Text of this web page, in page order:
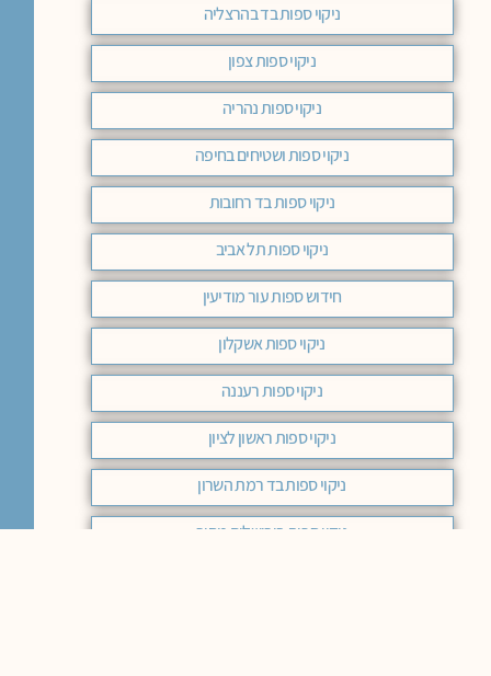
ניקוי ספות בד בהרצליה
ניקוי ספות צפון
ניקוי ספות נהריה
ניקוי ספות ושטיחים בחיפה
ניקוי ספות בד רחובות
ניקוי ספות תל אביב
חידוש ספות עור מודיעין
ניקוי ספות אשקלון
ניקוי ספות רעננה
ניקוי ספות ראשון לציון
ניקוי ספות בד רמת השרון
ניקוי ספות בירושלים מחיר